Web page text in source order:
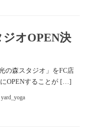
オOPEN決
スタジオ」をFC店
OPENすることが […]
yard_yoga